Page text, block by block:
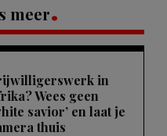
meer
in
Wees geen
savior’ en laat je
thuis